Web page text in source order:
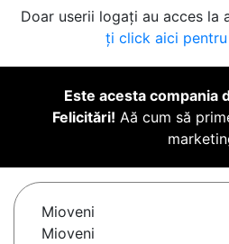
Doar userii logați au acces la
ți click aici
Este acesta compania
Felicitări! Aă cum să
Mioveni
Mioveni